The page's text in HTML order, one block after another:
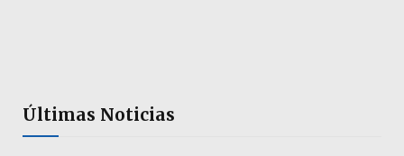
Últimas Noticias